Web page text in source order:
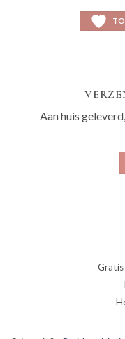
Aan huis
Gratis